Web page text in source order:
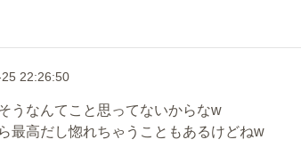
22:26:50
うなんてこと思ってないからなw
最高だし惚れちゃうこともあるけどねw